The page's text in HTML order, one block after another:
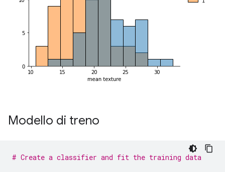
Modello di treno
# Create a classifier and fit the training data